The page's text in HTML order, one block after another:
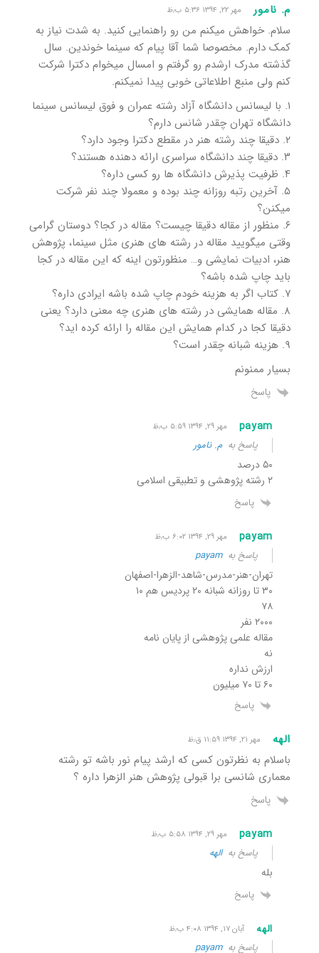
م. نامور مهر ۲۲, ۱۳۹۴ ۵:۳۶ ب٫ظ
سلام. خواهش میکنم من رو راهنمایی کنید. به شدت نیاز به
کمک دارم. مخصوصا شما آقا پیام که سینما خوندین. سال
گذشته مدرک ارشدم رو گرفتم و امسال میخوام دکترا شرکت
کنم ولی منبع اطلاعاتی خوبی پیدا نمیکنم.
۱. با لیسانس دانشگاه آزاد رشته عمران و فوق لیسانس سینما
دانشگاه تهران چقدر شانس دارم؟
۲. دقیقا چند رشته هنر در مقطع دکترا وجود دارد؟
۳. دقیقا چند دانشگاه سراسری ارائه دهنده هستند؟
۴. ظرفیت پذیرش دانشگاه ها رو کسی داره؟
۵. آخرین رتبه روزانه چند بوده و معمولا چند نفر شرکت
میکنن؟
۶. منظور از مقاله دقیقا چیست؟ مقاله در کجا؟ دوستان گرامی
وقتی میگویید مقاله در رشته های هنری مثل سینما، پژوهش
هنر، ادبیات نمایشی و… منظورتون اینه که این مقاله در کجا
باید چاپ شده باشه؟
۷. کتاب اگر به هزینه خودم چاپ شده باشه ایرادی داره؟
۸. مقاله همایشی در رشته های هنری چه معنی دارد؟ یعنی
دقیقا کجا در کدام همایش این مقاله را ارائه کرده اید؟
۹. هزینه شبانه چقدر است؟
بسیار ممنونم
پاسخ
payam مهر ۲۹, ۱۳۹۴ ۵:۵۹ ب٫ظ
پاسخ به م. نامور
۵۰ درصد
۲ رشته پژوهشی و تطبیقی اسلامی
پاسخ
payam مهر ۲۹, ۱۳۹۴ ۶:۰۲ ب٫ظ
پاسخ بهpayam
تهران-هنر-مدرس-شاهد-الزهرا-اصفهان
۳۰ تا روزانه شبانه ۲۰ پردیس هم ۱۰
۷۸
۲۰۰۰ نفر
مقاله علمی پژوهشی از پایان نامه
نه
ارزش نداره
۶۰ تا ۷۰ میلیون
پاسخ
الهه مهر ۲۱, ۱۳۹۴ ۱۱:۵۹ ق٫ظ
باسلام به نظرتون کسی که ارشد پیام نور باشه تو رشته
معماری شانسی برا قبولی پژوهش هنر الزهرا داره ؟
پاسخ
payam مهر ۲۹, ۱۳۹۴ ۵:۵۸ ب٫ظ
پاسخ بهالهه
بله
پاسخ
الهه آبان ۱۷, ۱۳۹۴ ۴:۰۸ ب٫ظ
پاسخ بهpayam